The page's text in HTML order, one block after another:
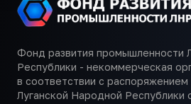
Фонд развития промышленности
Республики - некоммерческая
в соответствии с распоряжением
Луганской Народной